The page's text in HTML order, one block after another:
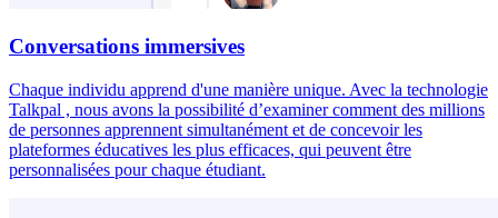
Conversations immersives
Chaque individu apprend d'une manière unique. Avec la technologie
Talkpal , nous avons la possibilité d’examiner comment des millions
de personnes apprennent simultanément et de concevoir les
plateformes éducatives les plus efficaces, qui peuvent être
personnalisées pour chaque étudiant.